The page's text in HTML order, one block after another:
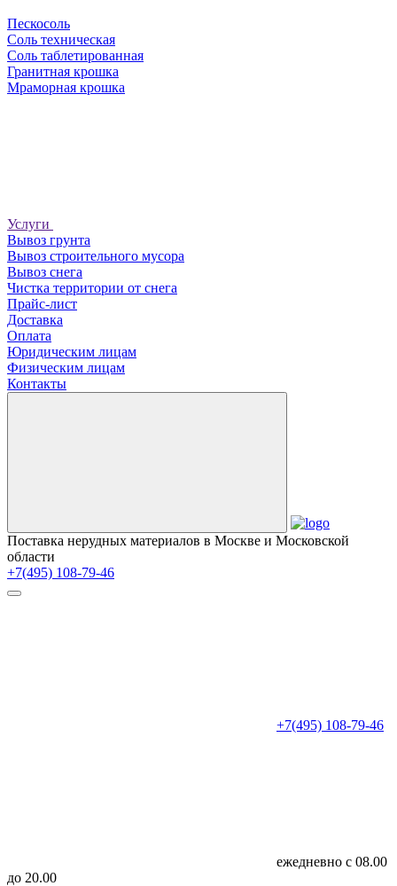
Пескосоль
Соль техническая
Соль таблетированная
Гранитная крошка
Мраморная крошка
Услуги
Вывоз грунта
Вывоз строительного мусора
Вывоз снега
Чистка территории от снега
Прайс-лист
Доставка
Оплата
Юридическим лицам
Физическим лицам
Контакты
Поставка нерудных материалов в Москве и Московской
области
+7(495) 108-79-46
+7(495) 108-79-46
ежедневно с 08.00
до 20.00